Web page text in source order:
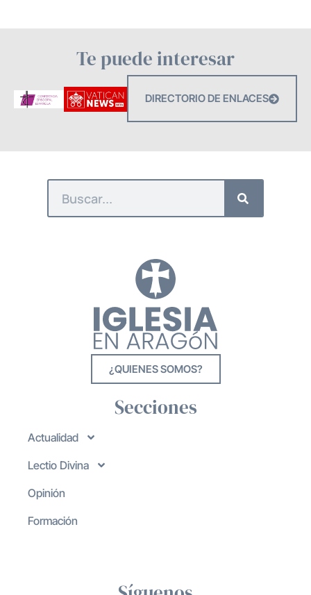
Te puede interesar
DIRECTORIO DE ENLACES
¿QUIENES SOMOS?
Secciones
Actualidad
Lectio Divina
Opinión
Formación